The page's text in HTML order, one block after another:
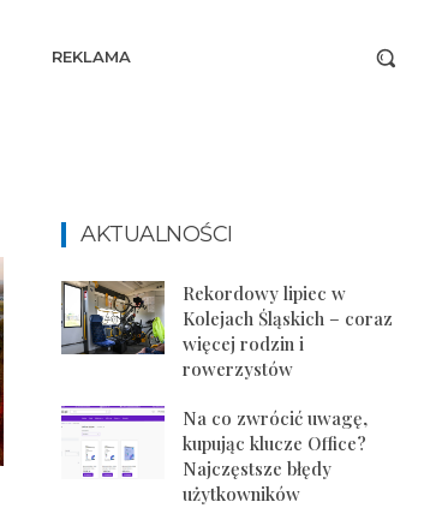
REKLAMA
AKTUALNOŚCI
Rekordowy lipiec w
Kolejach Śląskich – coraz
więcej rodzin i
rowerzystów
Na co zwrócić uwagę,
kupując klucze Office?
Najczęstsze błędy
użytkowników